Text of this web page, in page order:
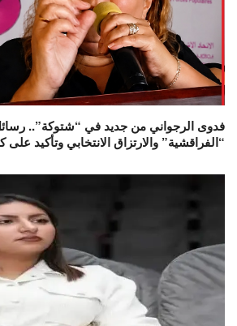
فدوى الرجواني من جديد في “شتوكة”..
“الفراقشية” والارتزاق الانتخابي وتأكيد